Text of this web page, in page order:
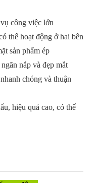
công việc lớn
thể hoạt động ở hai bên
sản phẩm ép
nắp và đẹp mắt
chóng và thuận
hiệu quả cao, có thể